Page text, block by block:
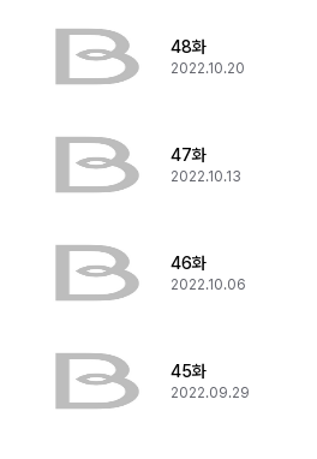
48화
2022.10.20
47화
2022.10.13
46화
2022.10.06
45화
2022.09.29